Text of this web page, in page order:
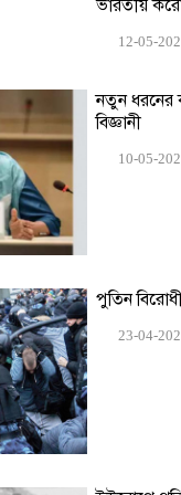
ভারতীয়
12-05-
নতুন ধরনের
বিজ্ঞানী
10-05-
পুতিন
23-04-